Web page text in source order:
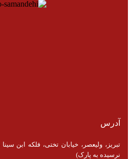
آدرس
نرسیده به پارک)